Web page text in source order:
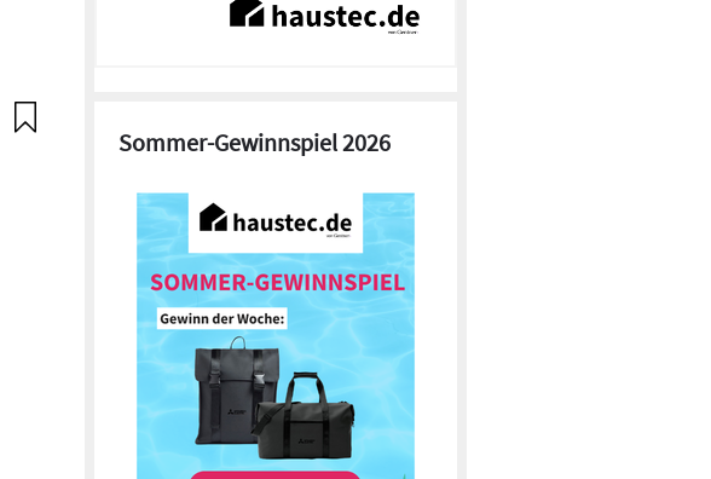
Sommer-Gewinnspiel 2026